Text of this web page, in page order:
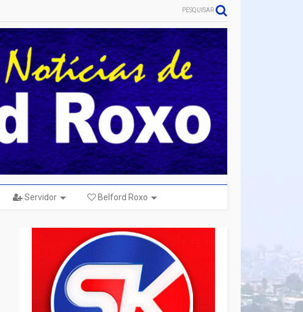
PESQUISAR
Servidor Belford Roxo